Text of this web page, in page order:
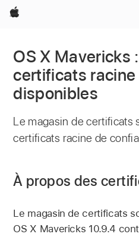
Apple
OS X Mavericks
certificats
disponibles
Le magasin de certificats
certificats racine de
À propos des
Le magasin de certificats
OS X Mavericks 10.9.4